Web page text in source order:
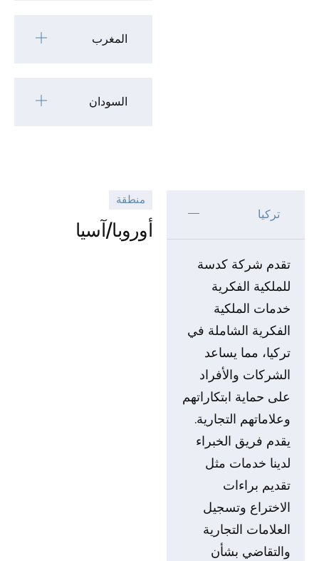
المغرب
السودان
تركيا
تقدم شركة كدسة
للملكية الفكرية
خدمات الملكية
الفكرية الشاملة في
تركيا، مما يساعد
الشركات والأفراد
على حماية ابتكاراتهم
وعلاماتهم التجارية.
يقدم فريق الخبراء
لدينا خدمات مثل
تقديم براءات
الاختراع وتسجيل
العلامات التجارية
والتقاضي بشأن
منطقة
أوروبا/آسيا